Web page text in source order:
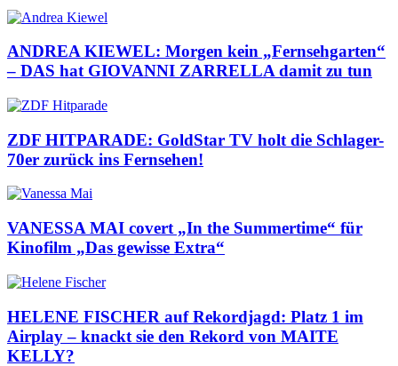
ANDREA KIEWEL: Morgen kein „Fernsehgarten“
– DAS hat GIOVANNI ZARRELLA damit zu tun
ZDF HITPARADE: GoldStar TV holt die Schlager-
70er zurück ins Fernsehen!
VANESSA MAI covert „In the Summertime“ für
Kinofilm „Das gewisse Extra“
HELENE FISCHER auf Rekordjagd: Platz 1 im
Airplay – knackt sie den Rekord von MAITE
KELLY?